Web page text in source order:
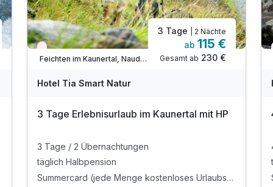
Wieder frei ab November
Feichten im Kaunertal, Nauders / Tiroler Oberland / Kaunertal
3 Tage | 2 Nächte
ab 115 €
Gesamt ab 230 €
Hotel Tia Smart Natur
3 Tage Erlebnisurlaub im Kaunertal mit HP
3 Tage / 2 Übernachtungen
täglich Halbpension
Summercard (jede Menge kostenloses Urlaubsvergnügen)